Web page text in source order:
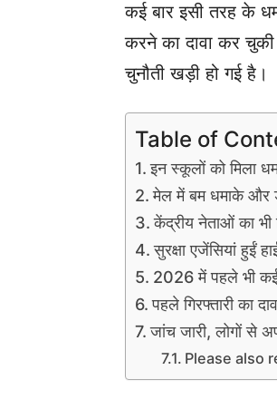
कई बार इसी तरह के
करने का दावा कर
चुनौती खड़ी हो गई है।
Table of
इन स्कूलों को मिला
मेल में बम धमाके और
केंद्रीय नेताओं का भी
सुरक्षा एजेंसियां हुईं
2026 में पहले भी कई
पहले गिरफ्तारी का
जांच जारी, लोगों से
Please also